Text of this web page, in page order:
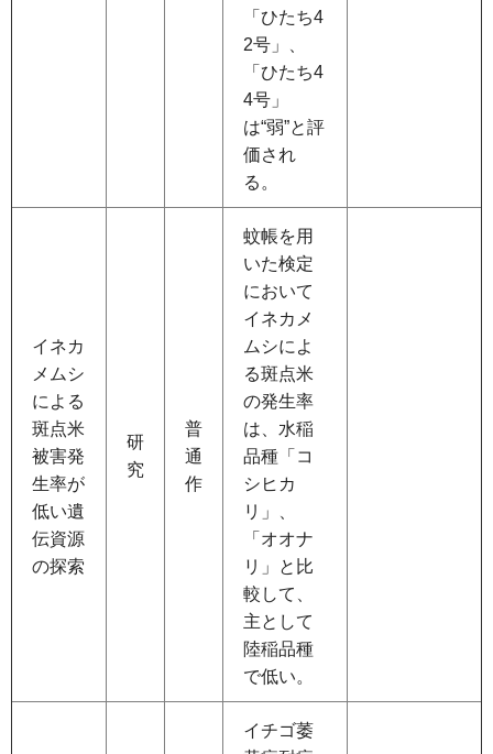
「ひたち4
2号」、
「ひたち4
4号」
は“弱”と評
価され
る。
イネカ
メムシ
による
斑点米
被害発
生率が
低い遺
伝資源
の探索
研
究
普
通
作
蚊帳を用
いた検定
において
イネカメ
ムシによ
る斑点米
の発生率
は、水稲
品種「コ
シヒカ
リ」、
「オオナ
リ」と比
較して、
主として
陸稲品種
で低い。
イチゴ萎